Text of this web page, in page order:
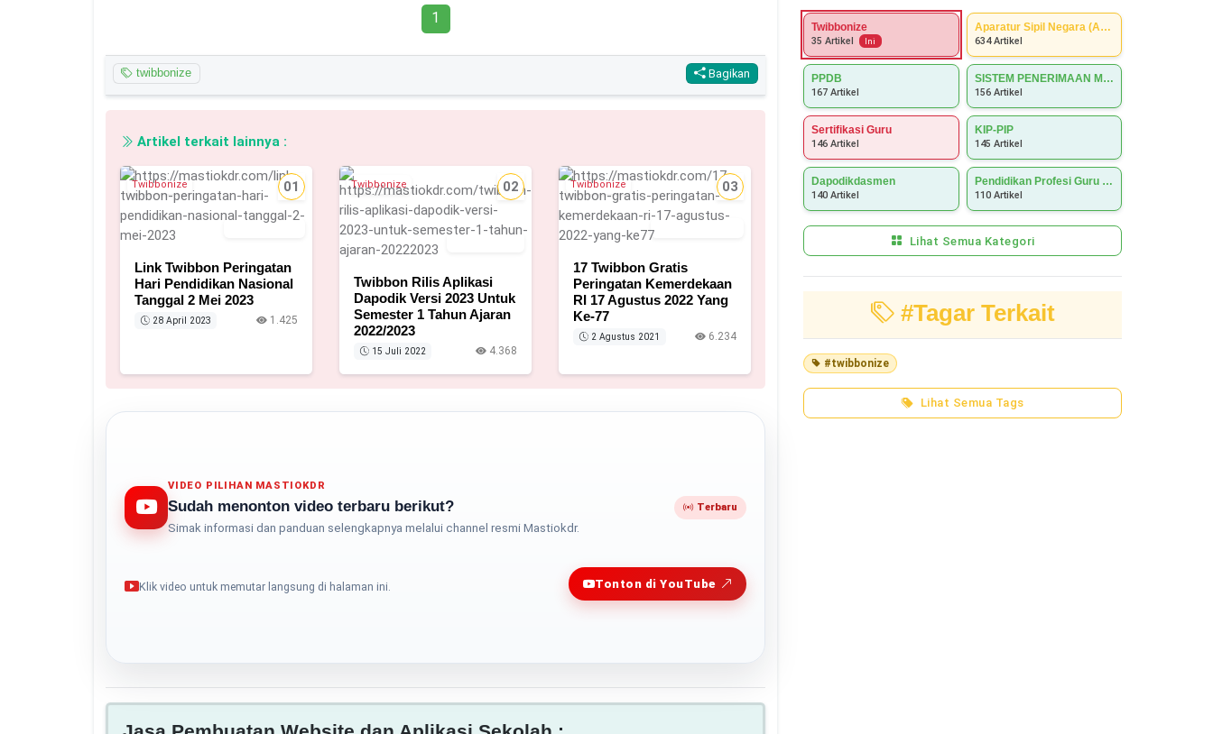
1
twibbonize Bagikan
Artikel terkait lainnya :
01
Twibbonize
Link Twibbon Peringatan
Hari Pendidikan Nasional
Tanggal 2 Mei 2023
28 April 2023 1.425
02
Twibbonize
Twibbon Rilis Aplikasi
Dapodik Versi 2023 Untuk
Semester 1 Tahun Ajaran
2022/2023
15 Juli 2022 4.368
03
Twibbonize
17 Twibbon Gratis
Peringatan Kemerdekaan
RI 17 Agustus 2022 Yang
Ke-77
2 Agustus 2021 6.234
VIDEO PILIHAN MASTIOKDR
Sudah menonton video terbaru berikut?
Simak informasi dan panduan selengkapnya melalui channel resmi Mastiokdr.
Terbaru
Klik video untuk memutar langsung di halaman ini. Tonton di YouTube
Twibbonize
35 Artikel Ini
Aparatur Sipil Negara (ASN)
634 Artikel
PPDB
167 Artikel
SISTEM PENERIMAAN MURID BARU (SPMB)
156 Artikel
Sertifikasi Guru
146 Artikel
KIP-PIP
145 Artikel
Dapodikdasmen
140 Artikel
Pendidikan Profesi Guru (PPG)
110 Artikel
Lihat Semua Kategori
#Tagar Terkait
#twibbonize
Lihat Semua Tags